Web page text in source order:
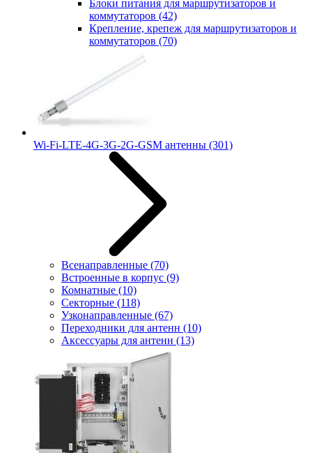
Блоки питания для маршрутизаторов и
коммутаторов (42)
Крепление, крепеж для маршрутизаторов и
коммутаторов (70)
Wi-Fi-LTE-4G-3G-2G-GSM антенны (301)
Всенаправленные (70)
Встроенные в корпус (9)
Комнатные (10)
Секторные (118)
Узконаправленные (67)
Переходники для антенн (10)
Аксессуары для антенн (13)